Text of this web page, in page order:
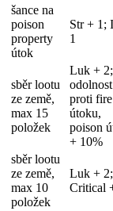
šance na
poison
property
útok
Str + 1;
1
sběr lootu
ze země,
max 15
položek
Luk + 2;
odolnost
proti fire
útoku,
poison
+ 10%
sběr lootu
ze země,
max 10
položek
Luk + 2;
Critical